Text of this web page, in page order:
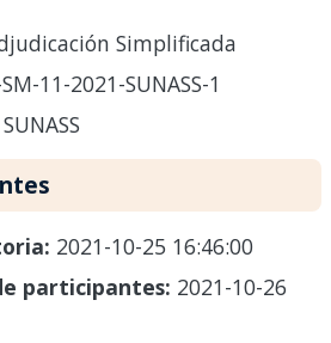
Simplificada
11-2021-SUNASS-1
SUNASS
2021-10-25 16:46:00
participantes: 2021-10-26